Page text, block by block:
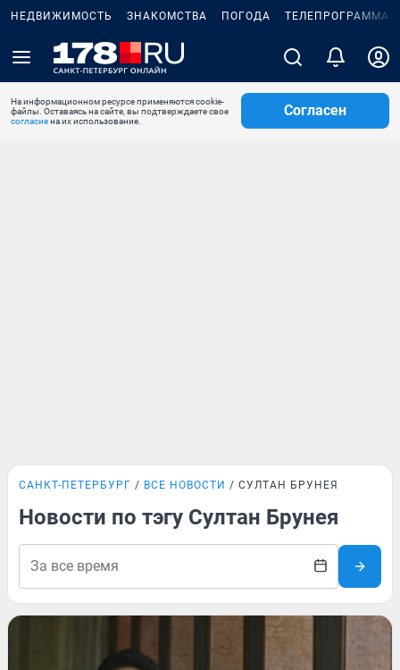
НЕДВИЖИМОСТЬ ЗНАКОМСТВА ПОГОДА ТЕЛЕПРОГРАММА
На информационном ресурсе применяются cookie-
файлы. Оставаясь на сайте, вы подтверждаете свое
согласиена их использование.
Согласен
САНКТ-ПЕТЕРБУРГ ВСЕ НОВОСТИ СУЛТАН БРУНЕЯ
Новости по тэгу Султан Брунея